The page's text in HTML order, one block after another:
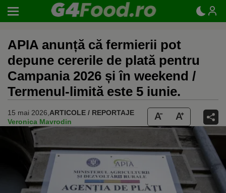
APIA anunță că fermierii pot
depune cererile de plată pentru
Campania 2026 și în weekend /
Termenul-limită este 5 iunie.
15 mai 2026, ARTICOLE / REPORTAJE
Veronica Mavrodin